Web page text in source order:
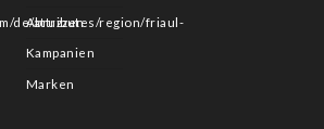
de/attributes/region/friaul-
Abruzzen
Kampanien
Marken